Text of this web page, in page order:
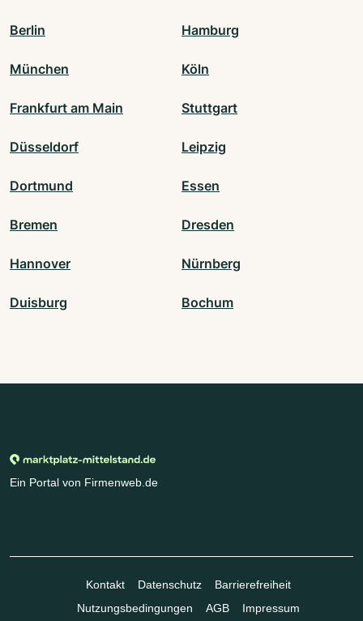
Berlin Hamburg
München Köln
Frankfurt am Main Stuttgart
Düsseldorf Leipzig
Dortmund Essen
Bremen Dresden
Hannover Nürnberg
Duisburg Bochum
Ein Portal von Firmenweb.de
Kontakt Datenschutz
Barrierefreiheit
Nutzungsbedingungen
AGB Impressum